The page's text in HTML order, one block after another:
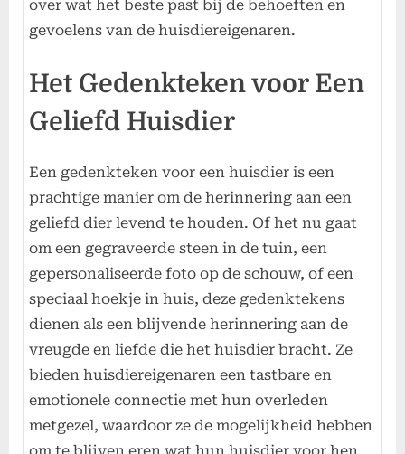
over wat het beste past bij de behoeften en
gevoelens van de huisdiereigenaren.
Het Gedenkteken voor Een
Geliefd Huisdier
Een gedenkteken voor een huisdier is een
prachtige manier om de herinnering aan een
geliefd dier levend te houden. Of het nu gaat
om een gegraveerde steen in de tuin, een
gepersonaliseerde foto op de schouw, of een
speciaal hoekje in huis, deze gedenktekens
dienen als een blijvende herinnering aan de
vreugde en liefde die het huisdier bracht. Ze
bieden huisdiereigenaren een tastbare en
emotionele connectie met hun overleden
metgezel, waardoor ze de mogelijkheid hebben